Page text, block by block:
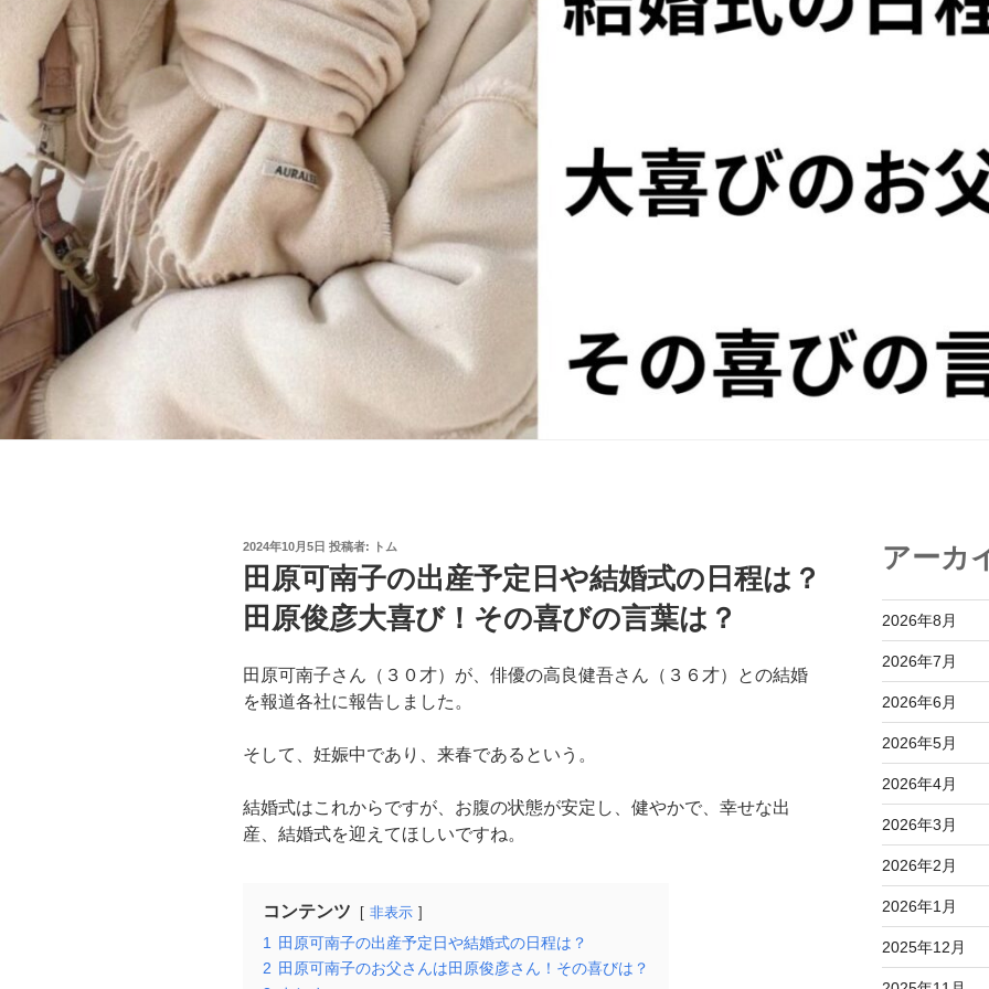
投
稿
日:
2024年10月5日 投稿者: トム
田原可南子の出産予定日や結婚式の日程は？
田原俊彦大喜び！その喜びの言葉は？
田原可南子さん（３０才）が、俳優の高良健吾さん（３６才）との結婚
を報道各社に報告しました。
そして、妊娠中であり、来春であるという。
結婚式はこれからですが、お腹の状態が安定し、健やかで、幸せな出
産、結婚式を迎えてほしいですね。
コンテンツ 非表示
1 田原可南子の出産予定日や結婚式の日程は？
2 田原可南子のお父さんは田原俊彦さん！その喜びは？
アーカ
2026年8月
2026年7月
2026年6月
2026年5月
2026年4月
2026年3月
2026年2月
2026年1月
2025年12月